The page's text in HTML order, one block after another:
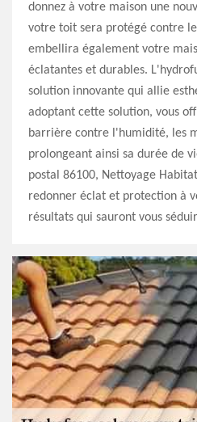
donnez à votre maison une
votre toit sera protégé contre
embellira également votre
éclatantes et durables.
solution innovante qui allie
adoptant cette solution, vous
barrière contre l'humidité, les
prolongeant ainsi sa durée de
postal 86100, Nettoyage
redonner éclat et protection à
résultats qui sauront vous